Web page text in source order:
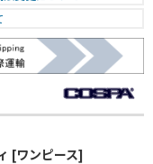
[ワンピース]